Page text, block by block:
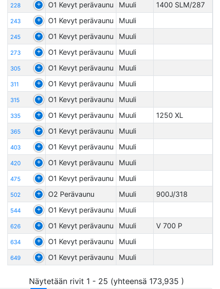
228 O1 Kevyt perävaunu Muuli 1400 SLM/287
243 O1 Kevyt perävaunu Muuli
245 O1 Kevyt perävaunu Muuli
273 O1 Kevyt perävaunu Muuli
305 O1 Kevyt perävaunu Muuli
311 O1 Kevyt perävaunu Muuli
315 O1 Kevyt perävaunu Muuli
335 O1 Kevyt perävaunu Muuli 1250 XL
365 O1 Kevyt perävaunu Muuli
403 O1 Kevyt perävaunu Muuli
420 O1 Kevyt perävaunu Muuli
475 O1 Kevyt perävaunu Muuli
502 O2 Perävaunu Muuli 900J/318
544 O1 Kevyt perävaunu Muuli
626 O1 Kevyt perävaunu Muuli V 700 P
634 O1 Kevyt perävaunu Muuli
649 O1 Kevyt perävaunu Muuli
Näytetään rivit 1 - 25 (yhteensä 173,935 )